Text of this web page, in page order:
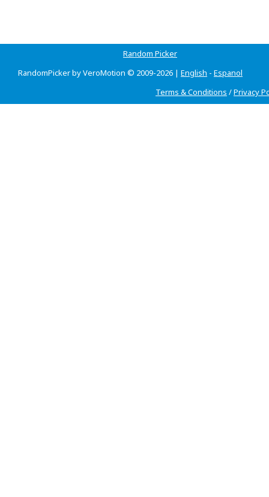
Random Picker
RandomPicker by VeroMotion © 2009-2026 | English - Espanol
Terms & Conditions /Privacy